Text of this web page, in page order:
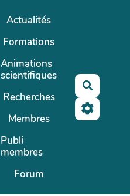
Actualités
Formations
Animations
scientifiques
Recherches
Membres
Publi
membres
Forum